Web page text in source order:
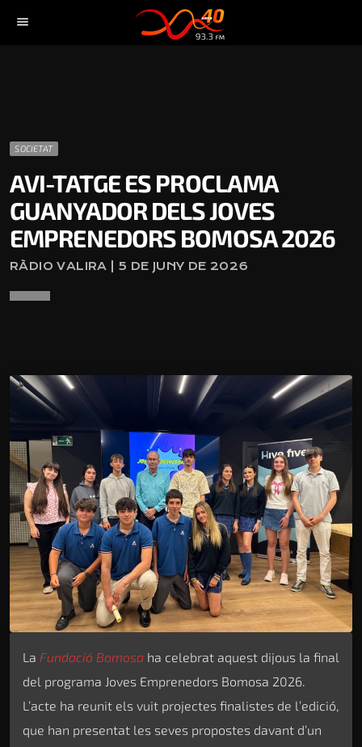
menu
SOCIETAT
AVI-TATGE ES PROCLAMA
GUANYADOR DELS JOVES
EMPRENEDORS BOMOSA 2026
RÀDIO VALIRA | 5 DE JUNY DE 2026
La Fundació Bomosa ha celebrat aquest dijous la final
del programa Joves Emprenedors Bomosa 2026.
L’acte ha reunit els vuit projectes finalistes de l’edició,
que han presentat les seves propostes davant d’un